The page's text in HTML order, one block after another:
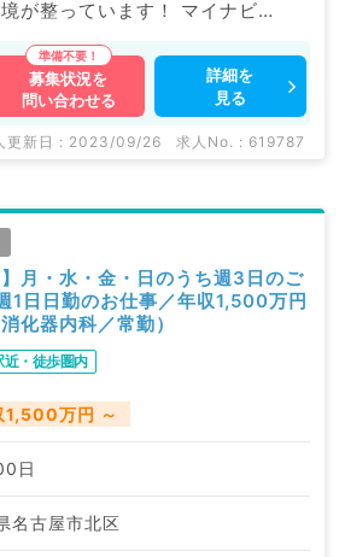
っています！ マイナビ
クリニックなどの医療機関求人は
業医等の企業系求人も多数扱って
細等はお気軽にお問合せ下さ
募集状況を
問い合わせる
詳細を
見る
更新日 : 2023/09/26 求人No. : 619787
】月・水・金・日のうち週3日のご
1日日勤のお仕事／年収1,500万円
化器内科／常勤）
近・徒歩圏内
1,500万円 ～
日
名古屋市北区